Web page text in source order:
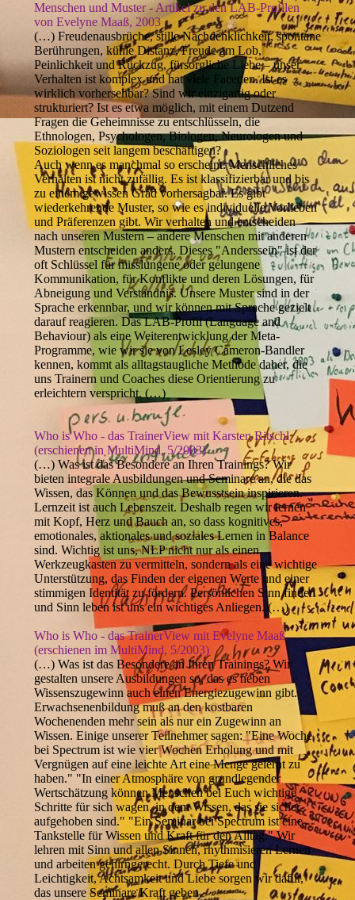
Menschen und Muster - Artikel zu den LAB-Profilen
von Evelyne Maaß, 2003
(…) Freudenausbrüche, stille Nachdenklichkeit, spontane
Berührungen, kühle Distanz, Freude am Lob,
Peinlichkeit und Rückzug, fürsorgliche Liebe – unser
Verhalten ist komplex und hat viele Facetten. Ist es
wirklich vorhersehbar? Sind wir einzigartig oder
strukturiert? Ist es etwa möglich, mit einem Dutzend
Fragen die Geheimnisse zu entschlüsseln, die
Ethnologen, Psychologen, Biologen, Neurologen und
Soziologen seit langem beschäftigen?
Auch wenn es manchmal so erscheint: Menschliches
Verhalten ist nicht zufällig. Es ist klassifizierbar und bis
zu einem gewissen Grad vorhersagbar. Es gibt
wiederkehrende Muster, so wie es individuelle Vorlieben
und Präferenzen gibt. Wir verhalten und entscheiden
nach unseren Mustern – andere Menschen mit anderen
Mustern entscheiden anders. Dieses "Anderssein" ist der
oft Schlüssel für misslungene oder gelungene
Kommunikation, für Konflikte und deren Lösungen, für
Abneigung und Verständnis. Unsere Muster sind in der
Sprache erkennbar, und wir können mit Sprache gezielt
darauf reagieren. Das LAB-Profil (Language and
Behaviour) als eine Weiterentwicklung der Meta-
Programme, wie wir sie von Lesley Cameron-Bandler
kennen, kommt als alltagstaugliche Methode daher, die
uns Trainern und Coaches diese Orientierung zu
erleichtern verspricht. (…)
Who is Who - das TrainerView mit Karsten Ritschl
(erschienen in MultiMind, 5/2003)
(…) Was ist das Besondere an Ihren Trainings? Wir
bieten integrale Ausbildungen und Seminare an, die das
Wissen, das Können und das Bewusstsein inspirieren.
Lernzeit ist auch Lebenszeit. Deshalb regen wir lernen
mit Kopf, Herz und Bauch an, so dass kognitives,
emotionales, aktionales und soziales Lernen in Balance
sind. Wichtig ist uns, NLP nicht nur als einen
Werkzeugkasten zu vermitteln, sondern als eine wichtige
Unterstützung, das Finden der eigenen Werte und einer
stimmigen Identität zu fördern. Persönlichen Sinn finden
und Sinn leben ist uns ein wichtiges Anliegen. (…)
Who is Who - das TrainerView mit Evelyne Maaß
(erschienen im MultiMind, 5/2003)
(…) Was ist das Besondere an Ihren Trainings? Wir
gestalten unsere Ausbildungen so, das es neben
Wissenszugewinn auch einen Energiezugewinn gibt.
Erwachsenenbildung muß an den kostbaren
Wochenenden mehr sein als nur ein Zugewinn an
Wissen. Einige unserer Teilnehmer sagen: "Eine Woche
bei Spectrum ist wie vier Wochen Erholung und mit
Vergnügen auf eine leichte Art eine Menge gelernt zu
haben." "In einer Atmosphäre von grundlegender
Wertschätzung können Menschen bei Euch wichtige
Schritte für sich wagen, in dem Wissen, das sie sicher
aufgehoben sind." "Ein Seminar bei Spectrum ist eine
Tankstelle für Wissen und Kraft für den Alltag." Wir
lehren mit Sinn und allen Sinnen, rhythmisieren Lernen
und arbeiten gehirngerecht. Durch Tiefe und
Leichtigkeit, Achtsamkeit und Liebe sorgen wir dafür,
das unsere Seminare Kraft geben.